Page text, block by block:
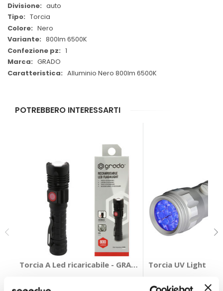
auto
Torcia
Nero
800lm 6500K
1
GRADO
Alluminio Nero 800lm 6500K
POTREBBERO INTERESSARTI
Torcia A Led ricaricabile - GRADO Torcia UV Light -
VARTA